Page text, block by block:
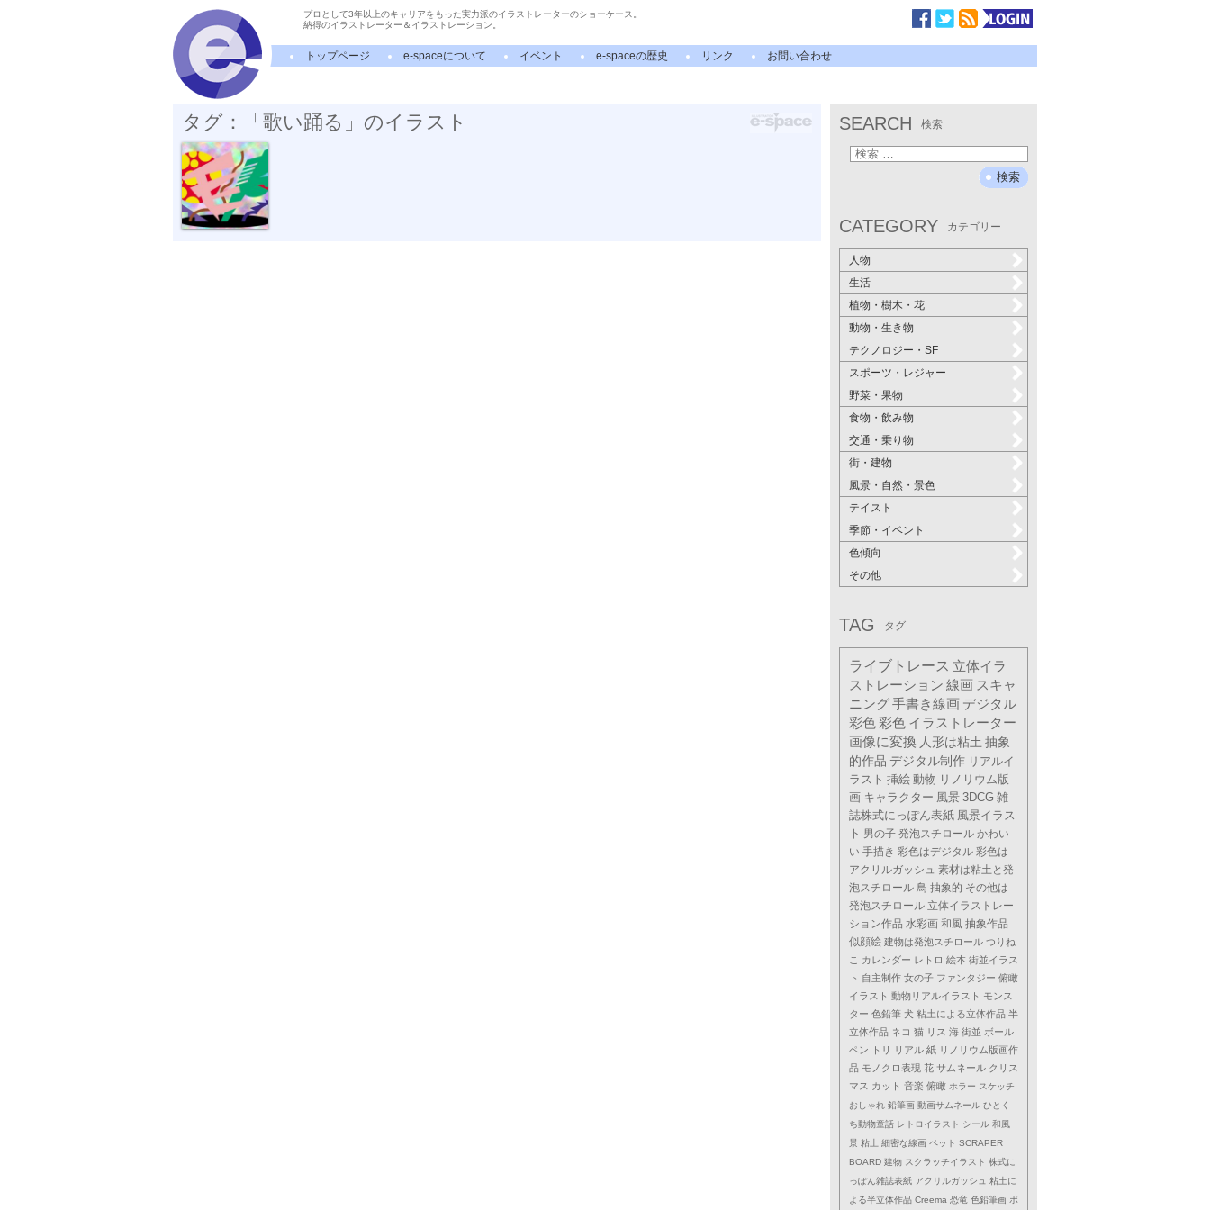
プロとして3年以上のキャリアをもった実力派のイラストレーターのショーケース。
納得のイラストレーター＆イラストレーション。
トップページ e-spaceについて イベント e-spaceの歴史 リンク お問い合わせ
タグ：「歌い踊る」のイラスト
ステージ SEARCH 検索
CATEGORY カテゴリー
人物
生活
植物・樹木・花
動物・生き物
テクノロジー・SF
スポーツ・レジャー
野菜・果物
食物・飲み物
交通・乗り物
街・建物
風景・自然・景色
テイスト
季節・イベント
色傾向
その他
TAG タグ
ライブトレース 立体イラ
ストレーション 線画 スキャ
ニング手書き線画 デジタル
彩色彩色 イラストレーター
画像に変換 人形は粘土 抽象
的作品 デジタル制作 リアルイ
ラスト 挿絵 動物 リノリウム版
画 キャラクター 風景 3DCG 雑
誌株式にっぽん表紙 風景イラス
ト 男の子 発泡スチロール かわい
い 手描き 彩色はデジタル 彩色は
アクリルガッシュ 素材は粘土と発
泡スチロール 鳥 抽象的 その他は
発泡スチロール 立体イラストレー
ション作品 水彩画 和風 抽象作品
似顔絵 建物は発泡スチロール つりね
こ カレンダー レトロ 絵本 街並イラス
ト 自主制作 女の子 ファンタジー 俯瞰
イラスト 動物リアルイラスト モンス
ター 色鉛筆 犬 粘土による立体作品 半
立体作品 ネコ 猫 リス 海 街並 ボール
ペン
トリ リアル 紙 リノリウム版画作
品 モノクロ表現 花 サムネール クリス
マス カット 音楽 俯瞰 ホラー スケッチ
おしゃれ 鉛筆画 動画サムネール ひとく
ち動物童話 レトロイラスト シール 和風
景 粘土 細密な線画 ペット SCRAPER
BOARD 建物 スクラッチイラスト 株式に
っぽん雑誌表紙 アクリルガッシュ 粘土に
よる半立体作品 Creema 恐竜 色鉛筆画 ポ